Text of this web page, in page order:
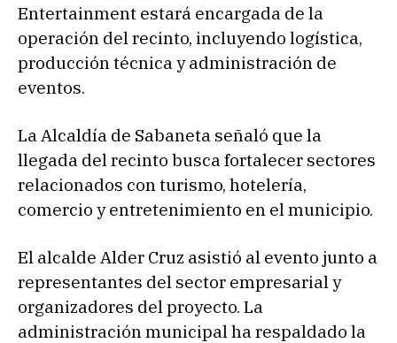
Entertainment estará encargada de la
operación del recinto, incluyendo logística,
producción técnica y administración de
eventos.
La Alcaldía de Sabaneta señaló que la
llegada del recinto busca fortalecer sectores
relacionados con turismo, hotelería,
comercio y entretenimiento en el municipio.
El alcalde Alder Cruz asistió al evento junto a
representantes del sector empresarial y
organizadores del proyecto. La
administración municipal ha respaldado la